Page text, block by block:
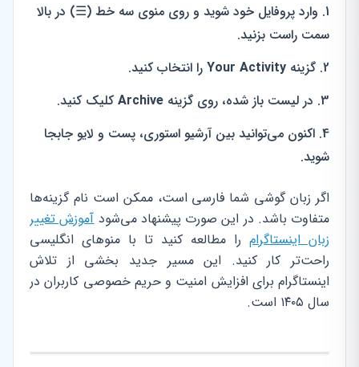
وارد پروفایل خود شوید و روی منوی سه خط (☰) در بالا
سمت راست بزنید.
گزینه Your Activity را انتخاب کنید.
در لیست باز شده، روی گزینه Archive کلیک کنید.
اکنون می‌توانید بین آرشیو استوری، پست و لایو جابجا
شوید.
اگر زبان گوشی شما فارسی است، ممکن است نام گزینه‌ها
متفاوت باشد. در این صورت پیشنهاد می‌شودآموزش تغییر
زبان اینستاگرام را مطالعه کنید تا با منوهای انگلیسی
راحت‌تر کار کنید. این مسیر جدید بخشی از تلاش
اینستاگرام برای افزایش امنیت و حریم خصوصی کاربران در
سال ۱۴۰۵ است.